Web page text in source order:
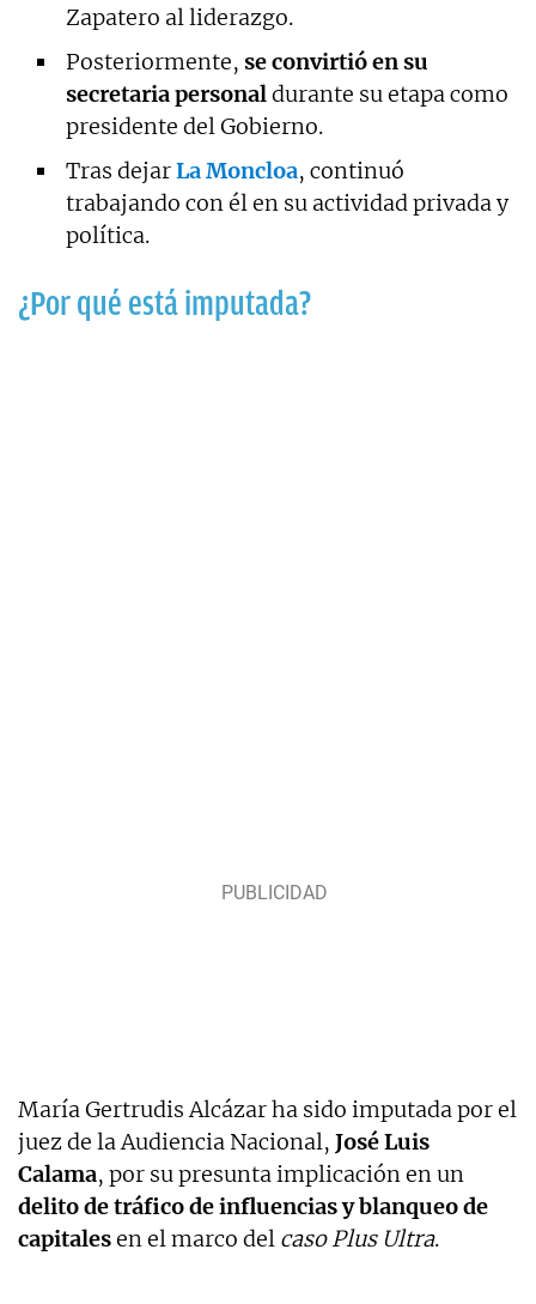
Zapatero al liderazgo.
Posteriormente, se convirtió en su
secretaria personaldurante su etapa como
presidente del Gobierno.
Tras dejarLa Moncloa, continuó
trabajando con él en su actividad privada y
política.
¿Por qué está imputada?
María Gertrudis Alcázar ha sido imputada por el
juez de la Audiencia Nacional, José Luis
Calama, por su presunta implicación en un
delito de tráfico de influencias y blanqueo de
capitalesen el marco del caso Plus Ultra.